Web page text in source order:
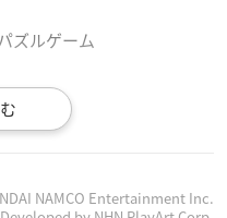
ズルゲーム
NAMCO Entertainment Inc.